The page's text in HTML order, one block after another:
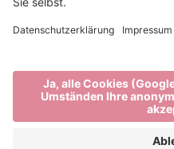
produced by